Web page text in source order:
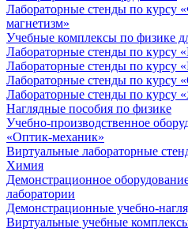
Лабораторные стенды по курсу
магнетизм»
Учебные комплексы по физике
Лабораторные стенды по курсу
Лабораторные стенды по курсу
Лабораторные стенды по курсу
Лабораторные стенды по курсу
Наглядные пособия по физике
Учебно-производственное
«Оптик-механик»
Виртуальные лабораторные
Химия
Демонстрационное
лаборатории
Демонстрационные учебно-
Виртуальные учебные